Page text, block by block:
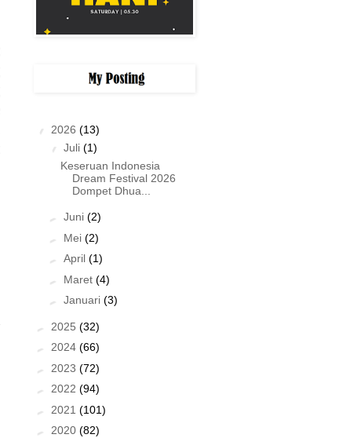
▼ 2026 (13)
▼Juli(1)
Keseruan Indonesia
Dream Festival 2026
Dompet Dhua...
►Juni(2)
► Mei(2)
►April(1)
► Maret(4)
►Januari(3)
► 2025 (32)
► 2024 (66)
► 2023 (72)
► 2022 (94)
► 2021 (101)
► 2020 (82)